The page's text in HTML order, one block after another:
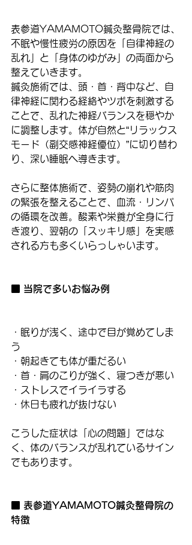
表参道YAMAMOTO鍼灸整骨院では、
不眠や慢性疲労の原因を「自律神経の
乱れ」と「身体のゆがみ」の両面から
整えていきます。
鍼灸施術では、頭・首・背中など、自
律神経に関わる経絡やツボを刺激する
ことで、乱れた神経バランスを穏やか
に調整します。体が自然と“リラックス
モード（副交感神経優位）”に切り替わ
り、深い睡眠へ導きます。
さらに整体施術で、姿勢の崩れや筋肉
の緊張を整えることで、血流・リンパ
の循環を改善。酸素や栄養が全身に行
き渡り、翌朝の「スッキリ感」を実感
される方も多くいらっしゃいます。
■ 当院で多いお悩み例
・眠りが浅く、途中で目が覚めてしま
う
・朝起きても体が重だるい
・首・肩のこりが強く、寝つきが悪い
・ストレスでイライラする
・休日も疲れが抜けない
こうした症状は「心の問題」ではな
く、体のバランスが乱れているサイン
でもあります。
■ 表参道YAMAMOTO鍼灸整骨院の
特徴